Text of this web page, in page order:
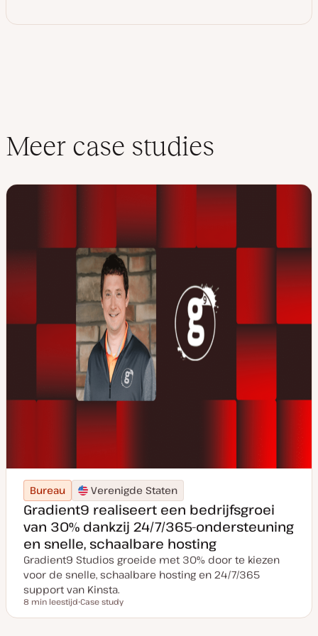
Meer case studies
Bureau Verenigde Staten
Gradient9 realiseert een bedrijfsgroei
van 30% dankzij 24/7/365-ondersteuning
en snelle, schaalbare hosting
Gradient9 Studios groeide met 30% door te kiezen
voor de snelle, schaalbare hosting en 24/7/365
support van Kinsta.
Leestijd
8 min leestijd
o
Case study